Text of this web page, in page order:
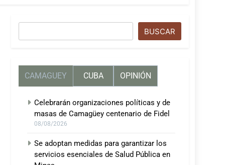
BUSCAR
CAMAGUEY CUBA OPINIÓN
Celebrarán organizaciones políticas y de
masas de Camagüey centenario de Fidel
08/08/2026
Se adoptan medidas para garantizar los
servicios esenciales de Salud Pública en